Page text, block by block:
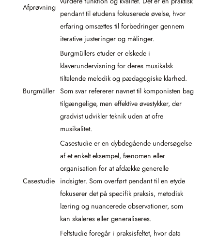
Afprøvning
pendant til etudens fokuserede øvelse, hvor
erfaring omsættes til forbedringer gennem
iterative justeringer og målinger.
Burgmüller
Burgmüllers etuder er elskede i
klaverundervisning for deres musikalsk
tiltalende melodik og pædagogiske klarhed.
Som svar refererer navnet til komponisten bag
tilgængelige, men effektive øvestykker, der
gradvist udvikler teknik uden at ofre
musikalitet.
Casestudie
Casestudie er en dybdegående undersøgelse
af et enkelt eksempel, fænomen eller
organisation for at afdække generelle
indsigter. Som overført pendant til en etyde
fokuserer det på specifik praksis, metodisk
læring og nuancerede observationer, som
kan skaleres eller generaliseres.
Feltstudie foregår i praksisfeltet, hvor data